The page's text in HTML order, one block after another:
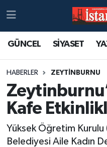
GÜNCEL SİYASET
HABERLER ZEYTİNBURNU
Kafe
Yüksek Öğretim
Belediyesi Aile Kadın